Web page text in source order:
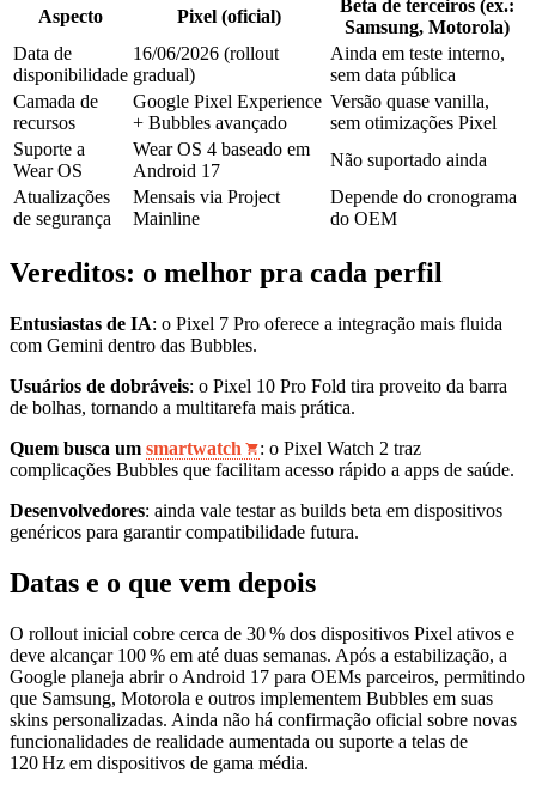
Aspecto Pixel (oficial)
Beta de terceiros (ex.:
Samsung, Motorola)
Data de
disponibilidade
16/06/2026 (rollout
gradual)
Ainda em teste interno,
sem data pública
Camada de
recursos
Google Pixel Experience
+ Bubbles avançado
Versão quase vanilla,
sem otimizações Pixel
Suporte a
Wear OS
Wear OS 4 baseado em
Android 17
Não suportado ainda
Atualizações
de segurança
Mensais via Project
Mainline
Depende do cronograma
do OEM
Vereditos: o melhor pra cada perfil
Entusiastas de IA: o Pixel 7 Pro oferece a integração mais fluida
com Gemini dentro das Bubbles.
Usuários de dobráveis: o Pixel 10 Pro Fold tira proveito da barra
de bolhas, tornando a multitarefa mais prática.
Quem busca um smartwatch
: o Pixel Watch 2 traz
complicações Bubbles que facilitam acesso rápido a apps de saúde.
Desenvolvedores: ainda vale testar as builds beta em dispositivos
genéricos para garantir compatibilidade futura.
Datas e o que vem depois
O rollout inicial cobre cerca de 30 % dos dispositivos Pixel ativos e
deve alcançar 100 % em até duas semanas. Após a estabilização, a
Google planeja abrir o Android 17 para OEMs parceiros, permitindo
que Samsung, Motorola e outros implementem Bubbles em suas
skins personalizadas. Ainda não há confirmação oficial sobre novas
funcionalidades de realidade aumentada ou suporte a telas de
120 Hz em dispositivos de gama média.